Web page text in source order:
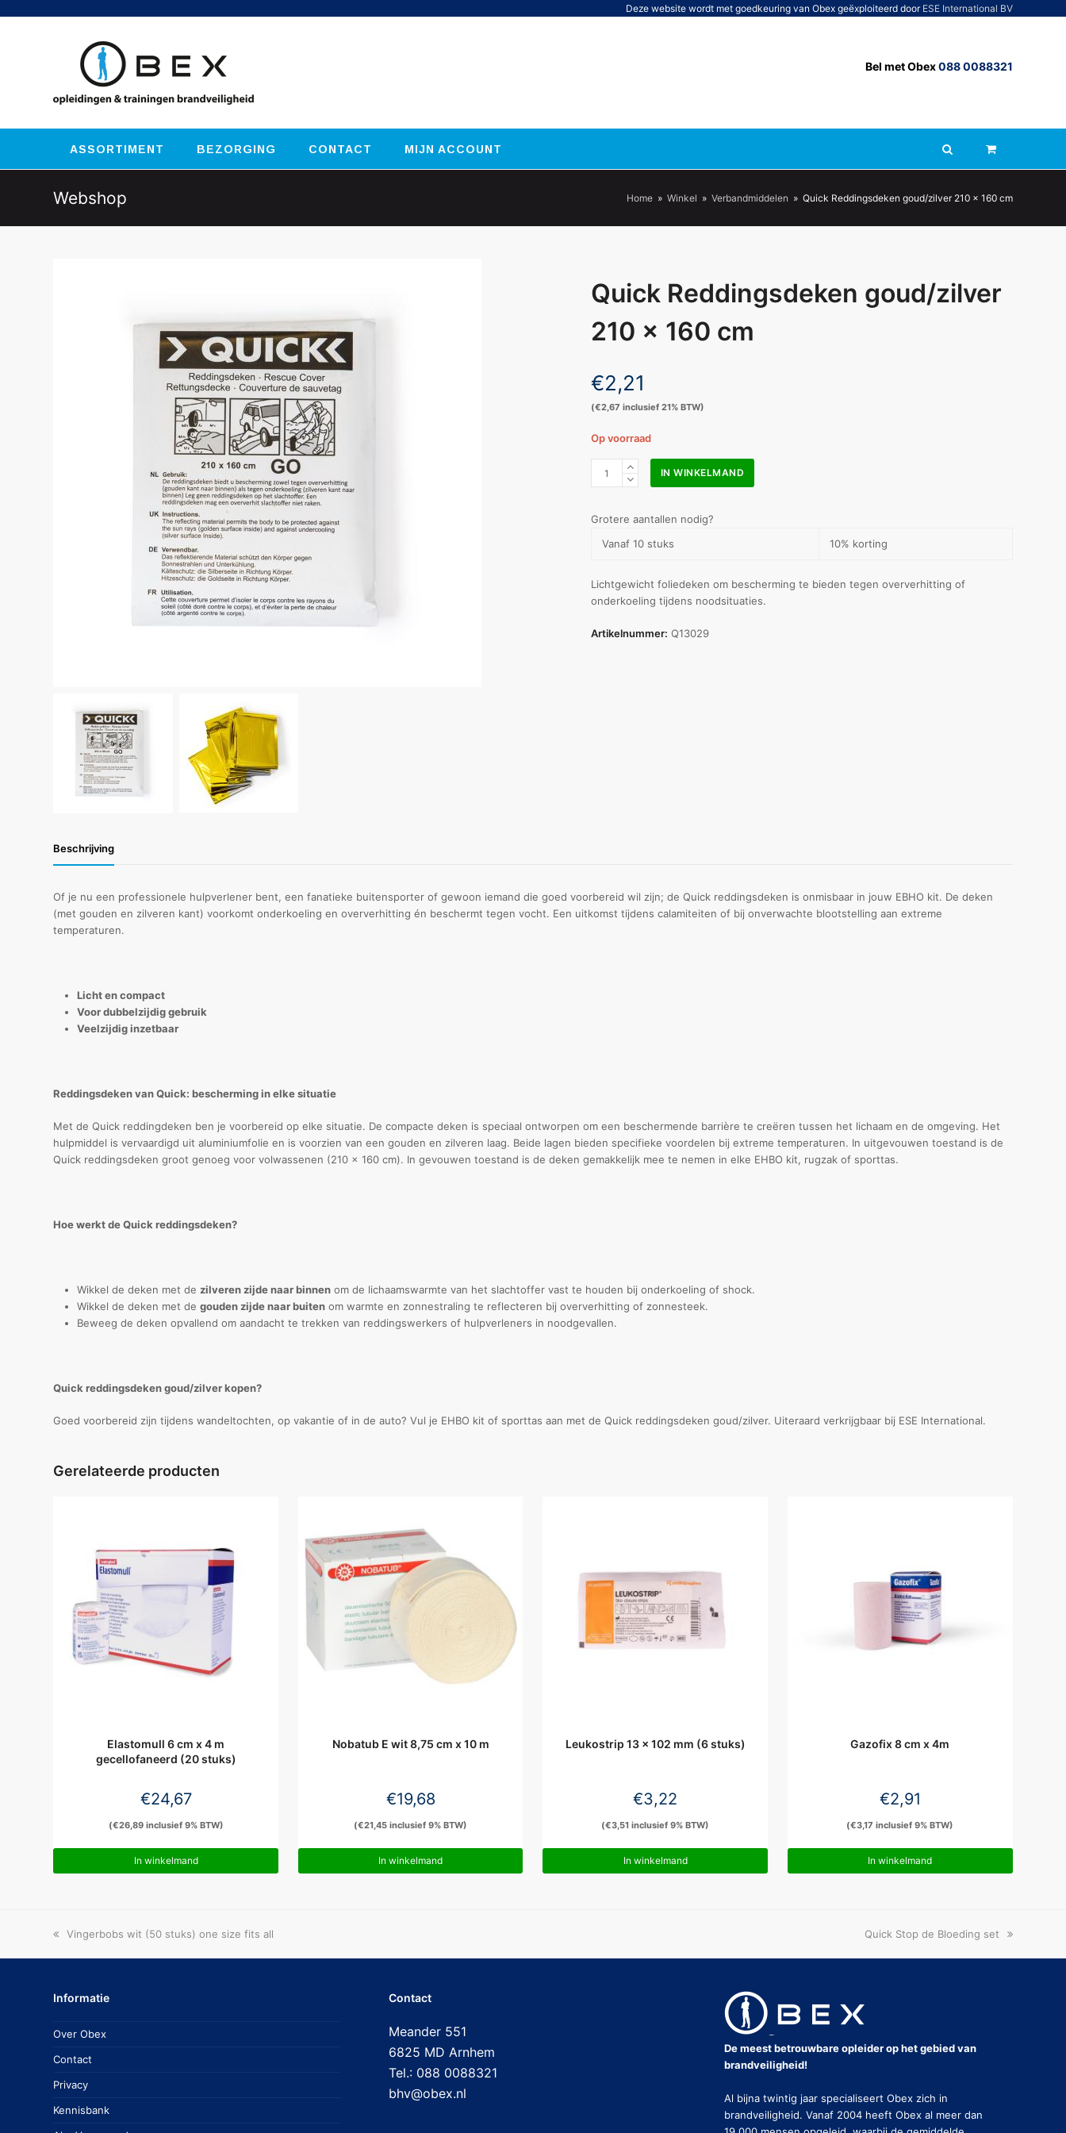
Deze website wordt met goedkeuring van Obex geëxploiteerd door ESE International BV
Bel met Obex088 0088321
ASSORTIMENT BEZORGING CONTACT MIJN ACCOUNT
Webshop Home » Winkel » Verbandmiddelen » Quick Reddingsdeken goud/zilver 210 x 160 cm
Quick Reddingsdeken goud/zilver
210 x 160 cm
€2,21
(€2,67 inclusief 21% BTW)
Op voorraad
Reddingsdeken
210
160
aantal
IN WINKELMAND
Grotere aantallen nodig?
Vanaf 10 stuks
10% korting
Lichtgewicht foliedeken om bescherming te bieden tegen oververhitting of
onderkoeling tijdens noodsituaties.
Artikelnummer: Q13029
Beschrijving
Of je nu een professionele hulpverlener bent, een fanatieke buitensporter of gewoon iemand die goed voorbereid wil zijn; de Quick reddingsdeken is onmisbaar in jouw EBHO kit. De deken
(met gouden en zilveren kant) voorkomt onderkoeling en oververhitting én beschermt tegen vocht. Een uitkomst tijdens calamiteiten of bij onverwachte blootstelling aan extreme
temperaturen.
Licht en compact
Voor dubbelzijdig gebruik
Veelzijdig inzetbaar
Reddingsdeken van Quick: bescherming in elke situatie
Met de Quick reddingdeken ben je voorbereid op elke situatie. De compacte deken is speciaal ontworpen om een beschermende barrière te creëren tussen het lichaam en de omgeving. Het
hulpmiddel is vervaardigd uit aluminiumfolie en is voorzien van een gouden en zilveren laag. Beide lagen bieden specifieke voordelen bij extreme temperaturen. In uitgevouwen toestand is de
Quick reddingsdeken groot genoeg voor volwassenen (210 x 160 cm). In gevouwen toestand is de deken gemakkelijk mee te nemen in elke EHBO kit, rugzak of sporttas.
Hoe werkt de Quick reddingsdeken?
Wikkel de deken met dezilveren zijde naar binnen om de lichaamswarmte van het slachtoffer vast te houden bij onderkoeling of shock.
Wikkel de deken met degouden zijde naar buiten om warmte en zonnestraling te reflecteren bij oververhitting of zonnesteek.
Beweeg de deken opvallend om aandacht te trekken van reddingswerkers of hulpverleners in noodgevallen.
Quick reddingsdeken goud/zilver kopen?
Goed voorbereid zijn tijdens wandeltochten, op vakantie of in de auto? Vul je EHBO kit of sporttas aan met de Quick reddingsdeken goud/zilver. Uiteraard verkrijgbaar bij ESE International.
Gerelateerde producten
Elastomull 6 cm x 4 m
gecellofaneerd (20 stuks)
€24,67
(€26,89inclusief 9% BTW)
In winkelmand
Nobatub E wit 8,75 cm x 10 m
€19,68
(€21,45 inclusief 9% BTW)
In winkelmand
Leukostrip 13 x 102 mm (6 stuks)
€3,22
(€3,51 inclusief 9% BTW)
In winkelmand
Gazofix 8 cm x 4m
€2,91
(€3,17 inclusief 9% BTW)
In winkelmand
previous
Vingerbobs wit (50 stuks) one size fits all
next
Quick Stop de Bloeding set
Informatie
Over Obex
Contact
Privacy
Kennisbank
Contact
Meander 551
6825 MD Arnhem
Tel.: 088 0088321
bhv@obex.nl
De meest betrouwbare opleider op het gebied van
brandveiligheid!
Al bijna twintig jaar specialiseert Obex zich in
brandveiligheid. Vanaf 2004 heeft Obex al meer dan